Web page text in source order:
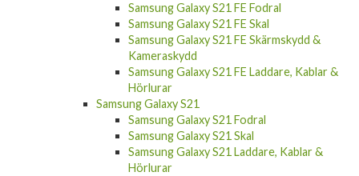
Samsung Galaxy S21 FE Fodral
Samsung Galaxy S21 FE Skal
Samsung Galaxy S21 FE Skärmskydd &
Kameraskydd
Samsung Galaxy S21 FE Laddare, Kablar &
Hörlurar
Samsung Galaxy S21
Samsung Galaxy S21 Fodral
Samsung Galaxy S21 Skal
Samsung Galaxy S21 Laddare, Kablar &
Hörlurar